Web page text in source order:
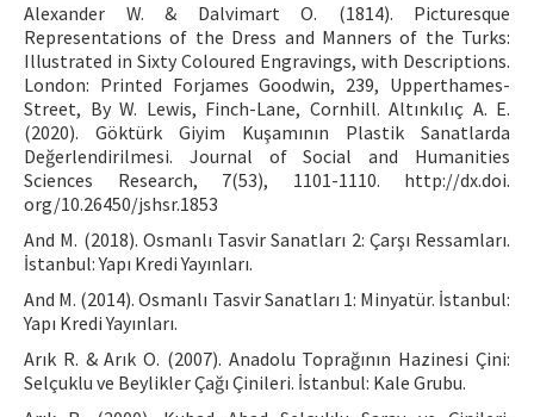
Alexander W. & Dalvimart O. (1814). Picturesque
Representations of the Dress and Manners of the Turks:
Illustrated in Sixty Coloured Engravings, with Descriptions.
London: Printed Forjames Goodwin, 239, Upperthames-
Street, By W. Lewis, Finch-Lane, Cornhill. Altınkılıç A. E.
(2020). Göktürk Giyim Kuşamının Plastik Sanatlarda
Değerlendirilmesi. Journal of Social and Humanities
Sciences Research, 7(53), 1101-1110. http://dx.doi.
org/10.26450/jshsr.1853
And M. (2018). Osmanlı Tasvir Sanatları 2: Çarşı Ressamları.
İstanbul: Yapı Kredi Yayınları.
And M. (2014). Osmanlı Tasvir Sanatları 1: Minyatür. İstanbul:
Yapı Kredi Yayınları.
Arık R. & Arık O. (2007). Anadolu Toprağının Hazinesi Çini:
Selçuklu ve Beylikler Çağı Çinileri. İstanbul: Kale Grubu.